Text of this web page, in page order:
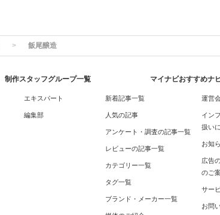
飯尾醸造
制作スタッフグループ一覧
エキスパート
編集部
マイナビおすすめナ
新着記事一覧
人気の記事
アンケート・調査の記事一覧
レビューの記事一覧
カテゴリー一覧
タグ一覧
ブランド・メーカー一覧
運営
イン
扱い
お知
広告
のご
サー
お問